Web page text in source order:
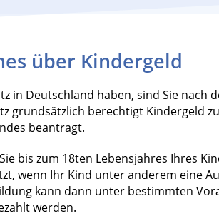
über Kindergeld
in Deutschland haben, sind Sie nach
grundsätzlich berechtigt Kindergeld
beantragt.
bis zum 18ten Lebensjahres Ihres
wenn Ihr Kind unter anderem eine
kann dann unter bestimmten
werden.